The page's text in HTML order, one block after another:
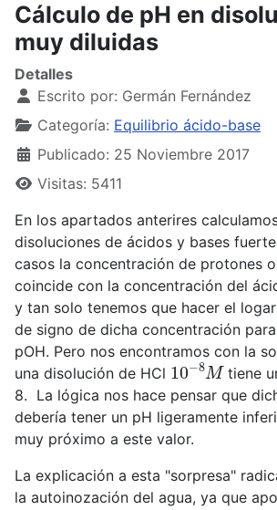
Cálculo de pH en
muy diluidas
Detalles
Escrito por: Germán Fernández
Categoría: Equilibrio ácido-base
Publicado: 25 Noviembre 2017
Visitas: 5411
En los apartados anterires
disoluciones de ácidos y bases
casos la concentración de protones
coincide con la concentración del
y tan solo tenemos que hacer el
de signo de dicha concentración
pOH. Pero nos encontramos con la
una disolución de HCl 10−8Mtiene
8. La lógica nos hace pensar que
debería tener un pH ligeramente
muy próximo a este valor.
La explicación a esta "sorpresa"
la autoinozación del agua, ya que